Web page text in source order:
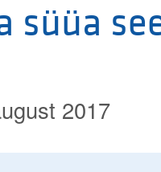
süüa
2017